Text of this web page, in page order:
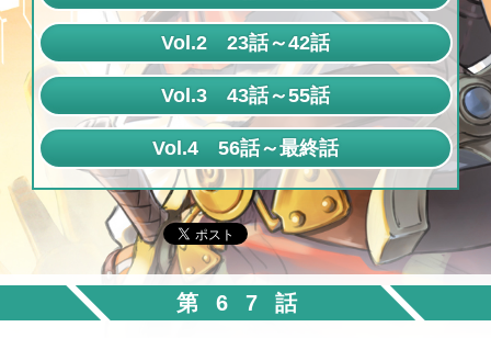
第1話
第2話
第3話
第4話
第5話
第6話
第7話
第8話
Vol.2 23話～42話
第23話
第24話
第25話
第26話
第27話
第28話
第29話
Vol.3 43話～55話
第43話
第44話
第45話
第46話
第47話
Vol.4 56話～最終話
第56話
第57話
第58話
第59話
第67話